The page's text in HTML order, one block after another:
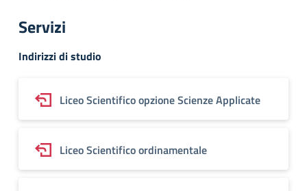
Servizi
Indirizzi di studio
Liceo Scientifico opzione Scienze Applicate
Liceo Scientifico ordinamentale